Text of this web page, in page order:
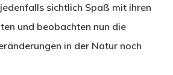
sichtlich Spaß mit ihren
und beobachten nun die
in der Natur noch